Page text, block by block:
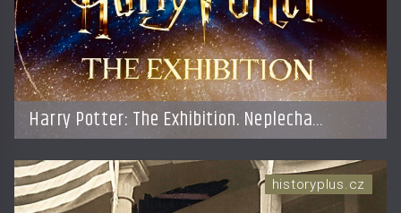
Harry Potter: The Exhibition. Neplecha
zahájena…
historyplus.cz